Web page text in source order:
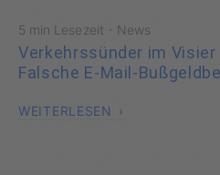
5 min Lesezeit · News
Verkehrssünder im
Falsche E-Mail-
WEITERLESEN